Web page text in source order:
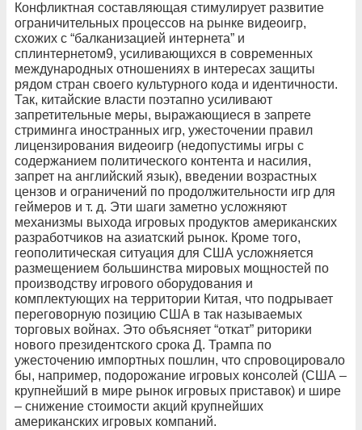
Конфликтная составляющая стимулирует развитие
ограничительных процессов на рынке видеоигр,
схожих с “балканизацией интернета” и
сплинтернетом9, усиливающихся в современных
международных отношениях в интересах защиты
рядом стран своего культурного кода и идентичности.
Так, китайские власти поэтапно усиливают
запретительные меры, выражающиеся в запрете
стриминга иностранных игр, ужесточении правил
лицензирования видеоигр (недопустимы игры с
содержанием политического контента и насилия,
запрет на английский язык), введении возрастных
цензов и ограничений по продолжительности игр для
геймеров и т. д. Эти шаги заметно усложняют
механизмы выхода игровых продуктов американских
разработчиков на азиатский рынок. Кроме того,
геополитическая ситуация для США усложняется
размещением большинства мировых мощностей по
производству игрового оборудования и
комплектующих на территории Китая, что подрывает
переговорную позицию США в так называемых
торговых войнах. Это объясняет “откат” риторики
нового президентского срока Д. Трампа по
ужесточению импортных пошлин, что спровоцировало
бы, например, подорожание игровых консолей (США –
крупнейший в мире рынок игровых приставок) и шире
– снижение стоимости акций крупнейших
американских игровых компаний.